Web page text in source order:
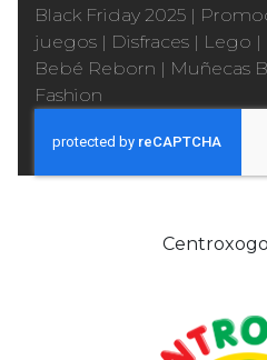
Black Friday 2025 |
juegos | Disfraces | Lego |
Bebé Reborn | Muñecas
Fashion